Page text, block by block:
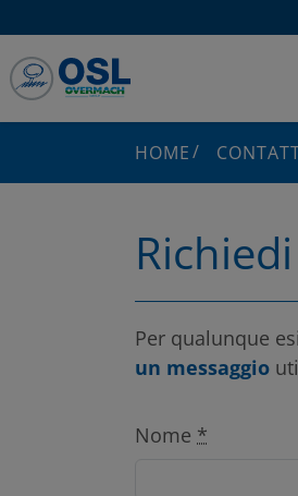
HOME
Per qualunque
un messaggio
Nome *